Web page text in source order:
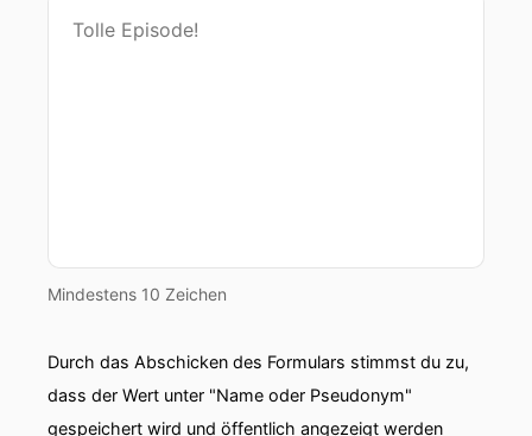
Mindestens 10 Zeichen
Durch das Abschicken des Formulars stimmst du zu,
dass der Wert unter "Name oder Pseudonym"
gespeichert wird und öffentlich angezeigt werden